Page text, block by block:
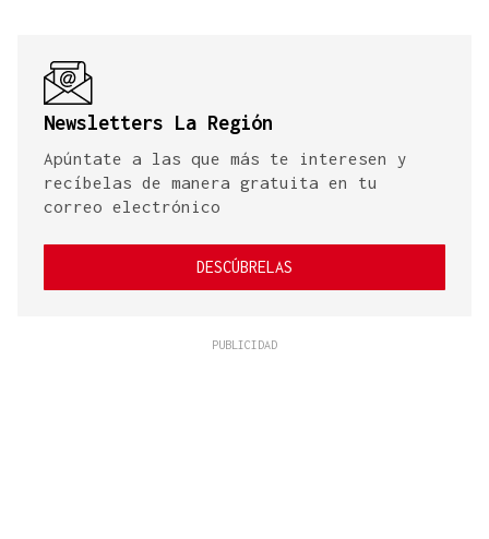
Newsletters La Región
Apúntate a las que más te interesen y
recíbelas de manera gratuita en tu
correo electrónico
DESCÚBRELAS